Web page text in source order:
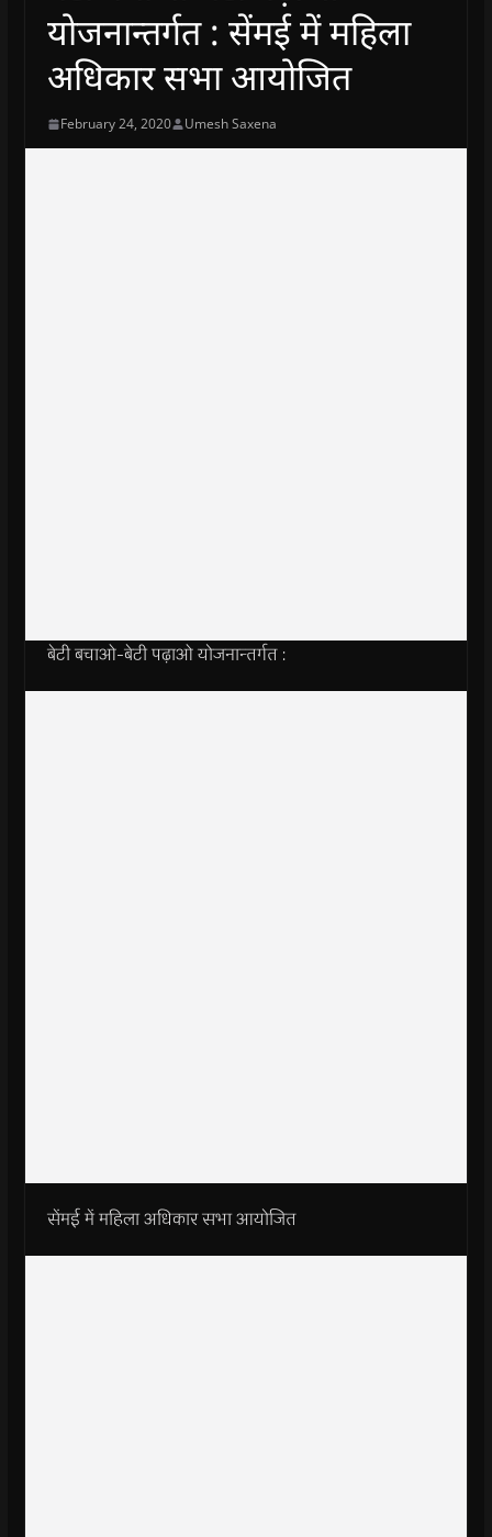
योजनान्तर्गत : सेंमई में महिला
अधिकार सभा आयोजित
February 24, 2020 Umesh Saxena
बेटी बचाओ-बेटी पढ़ाओ योजनान्तर्गत :
सेंमई में महिला अधिकार सभा आयोजित